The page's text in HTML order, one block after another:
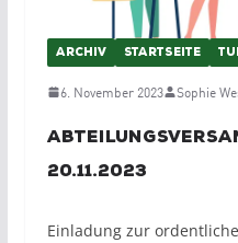
ARCHIV STARTSEITE
6. November 2023 Sophie
20.11.2023
Einladung zur